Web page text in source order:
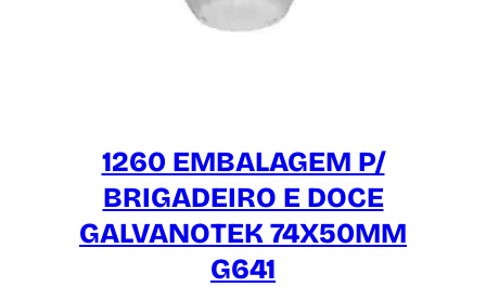
1260 EMBALAGEM P/
BRIGADEIRO E DOCE
GALVANOTEK 74X50MM
G641